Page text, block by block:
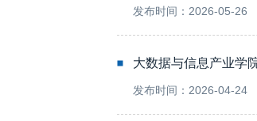
发布时间：2026-05-26
大数据与信息产业学
发布时间：2026-04-24